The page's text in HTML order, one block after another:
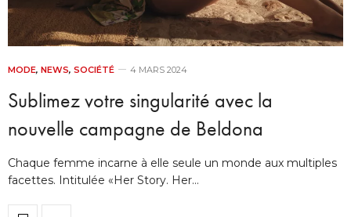
MODE, NEWS, SOCIÉTÉ 4 MARS 2024
Sublimez votre singularité avec la
nouvelle campagne de Beldona
Chaque femme incarne à elle seule un monde aux multiples
facettes. Intitulée «Her Story. Her…